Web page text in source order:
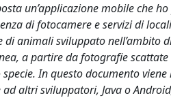
un’applicazione mobile che
di fotocamere e servizi di
animali sviluppato nell’ambito
a partire da fotografie
In questo documento
altri sviluppatori, Java o